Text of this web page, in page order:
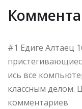
#1 Едиге Алтаец
ись все
классным делом.
комментариев